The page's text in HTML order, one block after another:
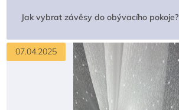
Jak vybrat závěsy do obývacího pokoje?
07.04.2025